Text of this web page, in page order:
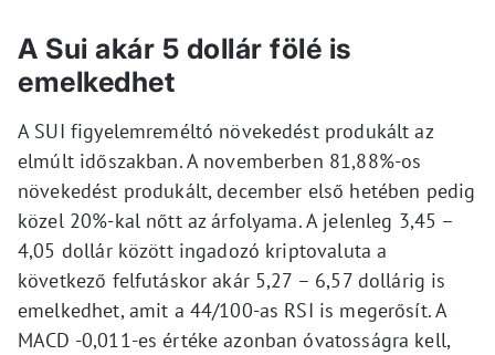
A Sui akár 5 dollár fölé is
emelkedhet
A SUI figyelemreméltó növekedést produkált az
elmúlt időszakban. A novemberben 81,88%-os
növekedést produkált, december első hetében pedig
közel 20%-kal nőtt az árfolyama. A jelenleg 3,45 –
4,05 dollár között ingadozó kriptovaluta a
következő felfutáskor akár 5,27 – 6,57 dollárig is
emelkedhet, amit a 44/100-as RSI is megerősít. A
MACD -0,011-es értéke azonban óvatosságra kell,